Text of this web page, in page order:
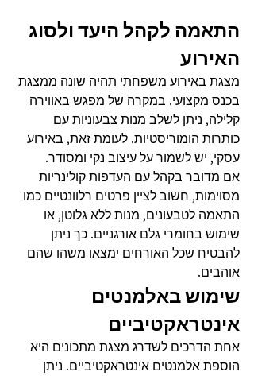
התאמה לקהל היעד ולסוג
האירוע
מצגת באירוע משפחתי תהיה שונה ממצגת
בכנס מקצועי. במקרה של מפגש באווירה
קלילה, ניתן לשלב מנות צבעוניות עם
כותרות הומוריסטיות. לעומת זאת, באירוע
עסקי, יש לשמור על עיצוב נקי ומסודר.
אם מדובר בקהל עם העדפות קולינריות
מסוימות, חשוב לציין פרטים רלוונטיים כמו
התאמה לטבעונים, מנות ללא גלוטן, או
שימוש בחומרי גלם אורגניים. כך ניתן
להבטיח שכל האורחים ימצאו משהו שהם
אוהבים.
שימוש באלמנטים
אינטראקטיביים
אחת הדרכים לשדרג מצגת מתכונים היא
הוספת אלמנטים אינטראקטיביים. ניתן